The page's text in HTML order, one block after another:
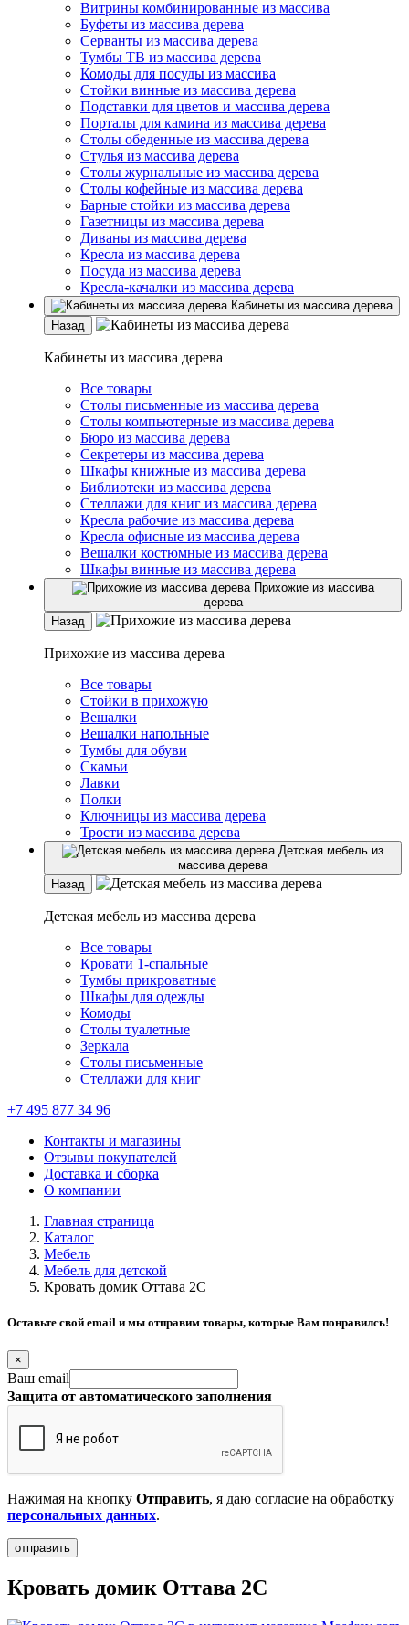
Витрины комбинированные из массива
Буфеты из массива дерева
Серванты из массива дерева
Тумбы ТВ из массива дерева
Комоды для посуды из массива
Стойки винные из массива дерева
Подставки для цветов и массива дерева
Порталы для камина из массива дерева
Столы обеденные из массива дерева
Стулья из массива дерева
Столы журнальные из массива дерева
Столы кофейные из массива дерева
Барные стойки из массива дерева
Газетницы из массива дерева
Диваны из массива дерева
Кресла из массива дерева
Посуда из массива дерева
Кресла-качалки из массива дерева
Кабинеты из массива дерева
Назад
Кабинеты из массива дерева
Все товары
Столы письменные из массива дерева
Столы компьютерные из массива дерева
Бюро из массива дерева
Секретеры из массива дерева
Шкафы книжные из массива дерева
Библиотеки из массива дерева
Стеллажи для книг из массива дерева
Кресла рабочие из массива дерева
Кресла офисные из массива дерева
Вешалки костюмные из массива дерева
Шкафы винные из массива дерева
Прихожие из массива
дерева
Назад
Прихожие из массива дерева
Все товары
Стойки в прихожую
Вешалки
Вешалки напольные
Тумбы для обуви
Скамьи
Лавки
Полки
Ключницы из массива дерева
Трости из массива дерева
Детская мебель из
массива дерева
Назад
Детская мебель из массива дерева
Все товары
Кровати 1-спальные
Тумбы прикроватные
Шкафы для одежды
Комоды
Столы туалетные
Зеркала
Столы письменные
Стеллажи для книг
+7 495 877 34 96
Контакты и магазины
Отзывы покупателей
Доставка и сборка
О компании
Главная страница
Каталог
Мебель
Мебель для детской
Кровать домик Оттава 2С
Оставьте свой email и мы отправим товары, которые Вам понравилсь!
×
Ваш email
Защита от автоматического заполнения
Нажимая на кнопку Отправить, я даю согласие на обработку
персональных данных.
Кровать домик Оттава 2С